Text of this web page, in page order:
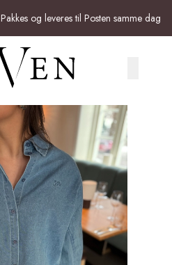
Pakkes og leveres til Posten samme dag